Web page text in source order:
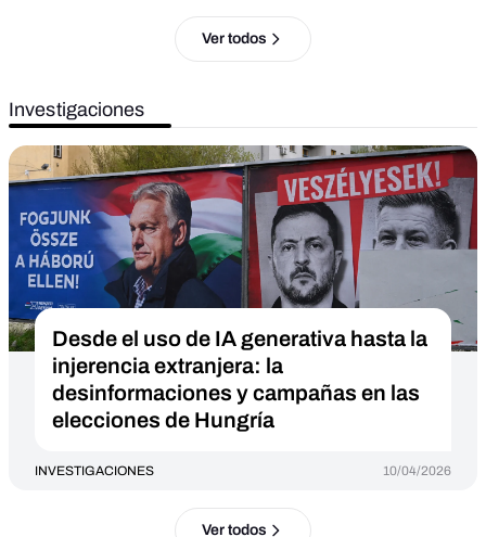
Ver todos
Investigaciones
Desde el uso de IA generativa hasta la
injerencia extranjera: la
desinformaciones y campañas en las
elecciones de Hungría
INVESTIGACIONES 10/04/2026
Ver todos